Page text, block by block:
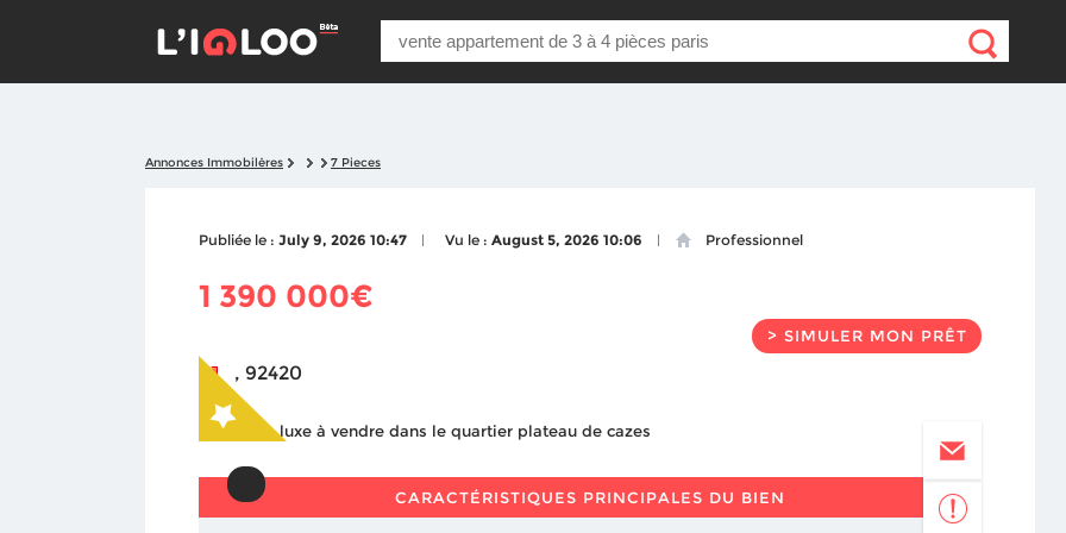
Annonces Immobilères 7 Pieces
Publiée le : July 9, 2026 10:47 Vu le : August 5, 2026 10:06 Professionnel
1 390 000€
> SIMULER MON PRÊT
, 92420
CARACTÉRISTIQUES PRINCIPALES DU BIEN